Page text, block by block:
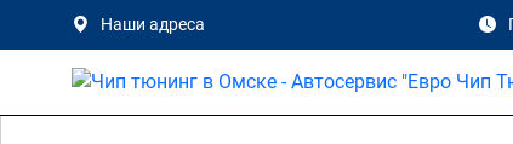
Наши адреса